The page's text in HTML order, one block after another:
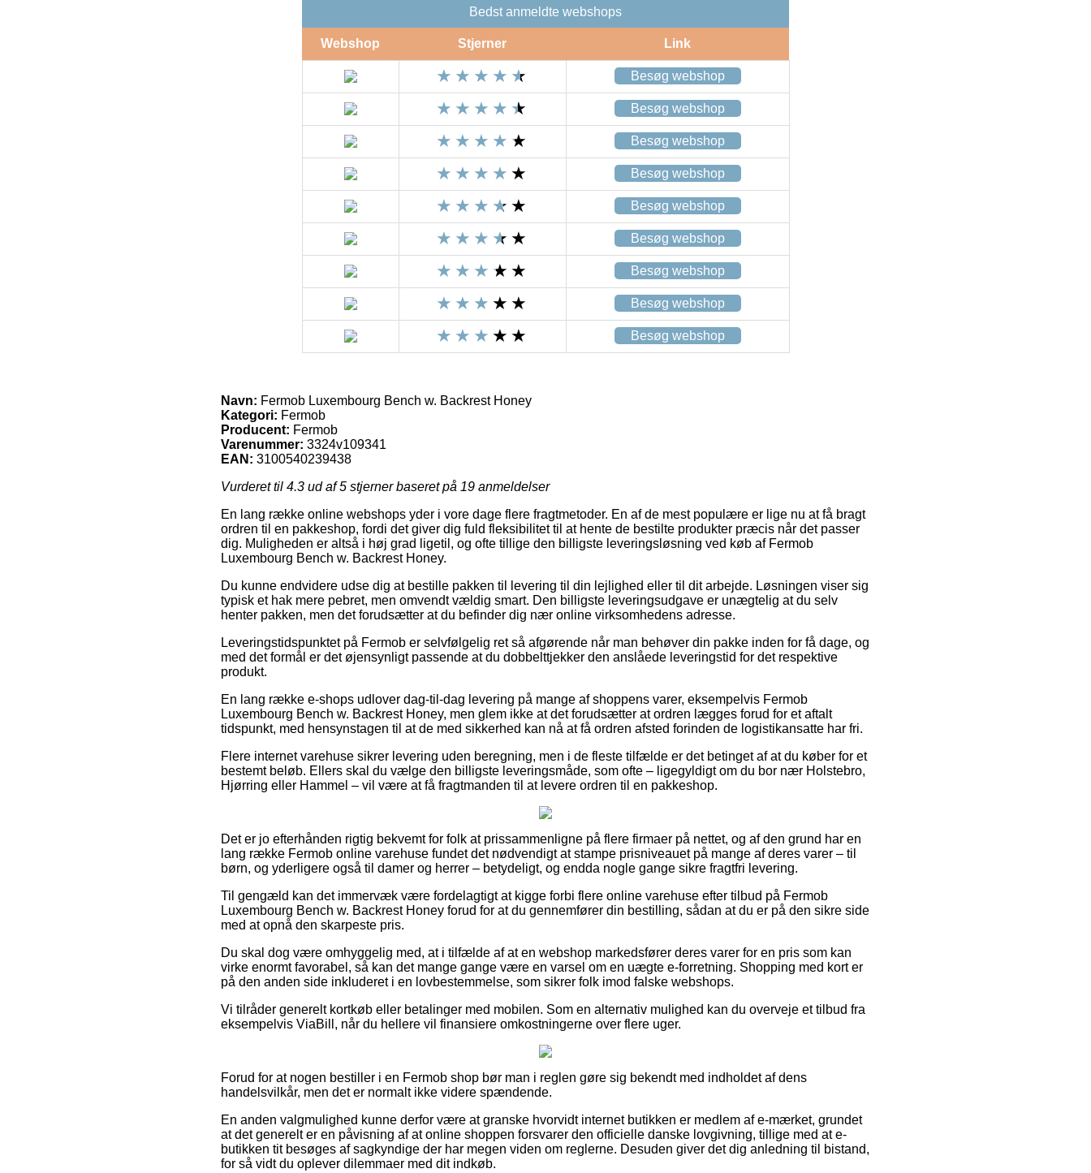
Bedst anmeldte webshops
Webshop Stjerner Link
Besøg webshop
Besøg webshop
Besøg webshop
Besøg webshop
Besøg webshop
Besøg webshop
Besøg webshop
Besøg webshop
Besøg webshop
Navn: Fermob Luxembourg Bench w. Backrest Honey
Kategori: Fermob
Producent: Fermob
Varenummer: 3324v109341
EAN: 3100540239438
Vurderet til 4.3 ud af 5 stjerner baseret på 19 anmeldelser
En lang række online webshops yder i vore dage flere fragtmetoder. En af de mest populære er lige nu at få bragt
ordren til en pakkeshop, fordi det giver dig fuld fleksibilitet til at hente de bestilte produkter præcis når det passer
dig. Muligheden er altså i høj grad ligetil, og ofte tillige den billigste leveringsløsning ved køb af Fermob
Luxembourg Bench w. Backrest Honey.
Du kunne endvidere udse dig at bestille pakken til levering til din lejlighed eller til dit arbejde. Løsningen viser sig
typisk et hak mere pebret, men omvendt vældig smart. Den billigste leveringsudgave er unægtelig at du selv
henter pakken, men det forudsætter at du befinder dig nær online virksomhedens adresse.
Leveringstidspunktet på Fermob er selvfølgelig ret så afgørende når man behøver din pakke inden for få dage, og
med det formål er det øjensynligt passende at du dobbelttjekker den anslåede leveringstid for det respektive
produkt.
En lang række e-shops udlover dag-til-dag levering på mange af shoppens varer, eksempelvis Fermob
Luxembourg Bench w. Backrest Honey, men glem ikke at det forudsætter at ordren lægges forud for et aftalt
tidspunkt, med hensynstagen til at de med sikkerhed kan nå at få ordren afsted forinden de logistikansatte har fri.
Flere internet varehuse sikrer levering uden beregning, men i de fleste tilfælde er det betinget af at du køber for et
bestemt beløb. Ellers skal du vælge den billigste leveringsmåde, som ofte – ligegyldigt om du bor nær Holstebro,
Hjørring eller Hammel – vil være at få fragtmanden til at levere ordren til en pakkeshop.
Det er jo efterhånden rigtig bekvemt for folk at prissammenligne på flere firmaer på nettet, og af den grund har en
lang række Fermob online varehuse fundet det nødvendigt at stampe prisniveauet på mange af deres varer – til
børn, og yderligere også til damer og herrer – betydeligt, og endda nogle gange sikre fragtfri levering.
Til gengæld kan det immervæk være fordelagtigt at kigge forbi flere online varehuse efter tilbud på Fermob
Luxembourg Bench w. Backrest Honey forud for at du gennemfører din bestilling, sådan at du er på den sikre side
med at opnå den skarpeste pris.
Du skal dog være omhyggelig med, at i tilfælde af at en webshop markedsfører deres varer for en pris som kan
virke enormt favorabel, så kan det mange gange være en varsel om en uægte e-forretning. Shopping med kort er
på den anden side inkluderet i en lovbestemmelse, som sikrer folk imod falske webshops.
Vi tilråder generelt kortkøb eller betalinger med mobilen. Som en alternativ mulighed kan du overveje et tilbud fra
eksempelvis ViaBill, når du hellere vil finansiere omkostningerne over flere uger.
Forud for at nogen bestiller i en Fermob shop bør man i reglen gøre sig bekendt med indholdet af dens
handelsvilkår, men det er normalt ikke videre spændende.
En anden valgmulighed kunne derfor være at granske hvorvidt internet butikken er medlem af e-mærket, grundet
at det generelt er en påvisning af at online shoppen forsvarer den officielle danske lovgivning, tillige med at e-
butikken tit besøges af sagkyndige der har megen viden om reglerne. Desuden giver det dig anledning til bistand,
for så vidt du oplever dilemmaer med dit indkøb.